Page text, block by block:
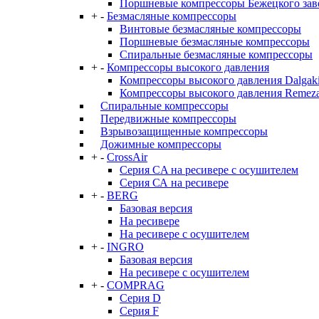
Поршневые компрессоры Бежецкого
+ - Безмасляные компрессоры
Винтовые безмасляные компрессоры
Поршневые безмасляные компрессоры
Спиральные безмасляные компрессоры
+ - Компрессоры высокого давления
Компрессоры высокого давления
Компрессоры высокого давления
Спиральные компрессоры
Передвижные компрессоры
Взрывозащищенные компрессоры
Дожимные компрессоры
+ - CrossAir
Серия CA на ресивере с осушителем
Серия СА на ресивере
+ - BERG
Базовая версия
На ресивере
На ресивере с осушителем
+ - INGRO
Базовая версия
На ресивере с осушителем
+ - COMPRAG
Серия D
Серия F